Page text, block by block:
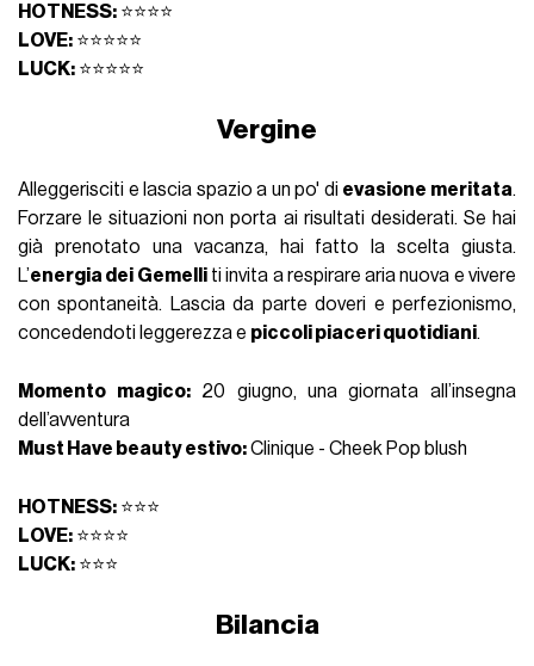
HOTNESS: ⭐⭐⭐⭐
LOVE: ⭐⭐⭐⭐⭐
LUCK: ⭐⭐⭐⭐⭐
Vergine
Alleggerisciti e lascia spazio a un po' di evasione meritata.
Forzare le situazioni non porta ai risultati desiderati. Se hai
già prenotato una vacanza, hai fatto la scelta giusta.
L’energia dei Gemelliti invita a respirare aria nuova e vivere
con spontaneità. Lascia da parte doveri e perfezionismo,
concedendoti leggerezza e piccoli piaceri quotidiani.
Momento magico:20 giugno, una giornata all’insegna
dell’avventura
Must Have beauty estivo:Clinique - Cheek Pop blush
HOTNESS: ⭐⭐⭐
LOVE: ⭐⭐⭐⭐
LUCK: ⭐⭐⭐
Bilancia